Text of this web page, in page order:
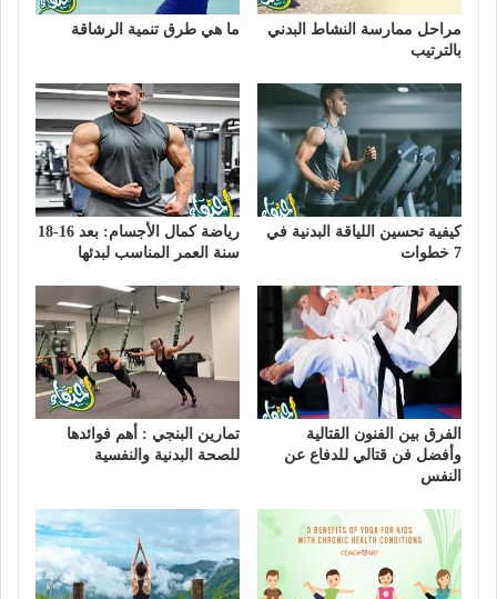
مراحل ممارسة النشاط البدني
بالترتيب
ما هي طرق تنمية الرشاقة
كيفية تحسين اللياقة البدنية في
7 خطوات
رياضة كمال الأجسام: بعد 16-18
سنة العمر المناسب لبدئها
الفرق بين الفنون القتالية
وأفضل فن قتالي للدفاع عن
النفس
تمارين البنجي : أهم فوائدها
للصحة البدنية والنفسية